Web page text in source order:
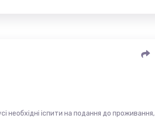
необхідні іспити на подання до проживання,